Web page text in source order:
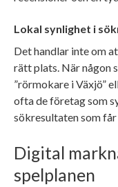
Lokal synlighet i
Det handlar inte om
rätt plats. När någon
”rörmokare i Växjö”
ofta de företag som
sökresultaten som
Digital
spelplanen